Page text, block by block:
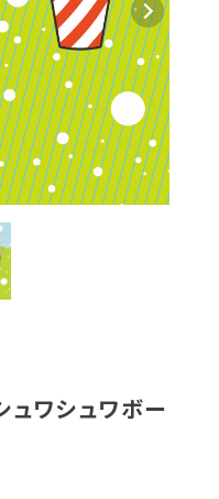
ワシュワボー